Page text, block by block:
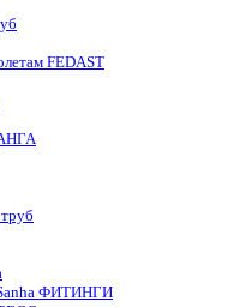
FEDAST
ФИТИНГИ